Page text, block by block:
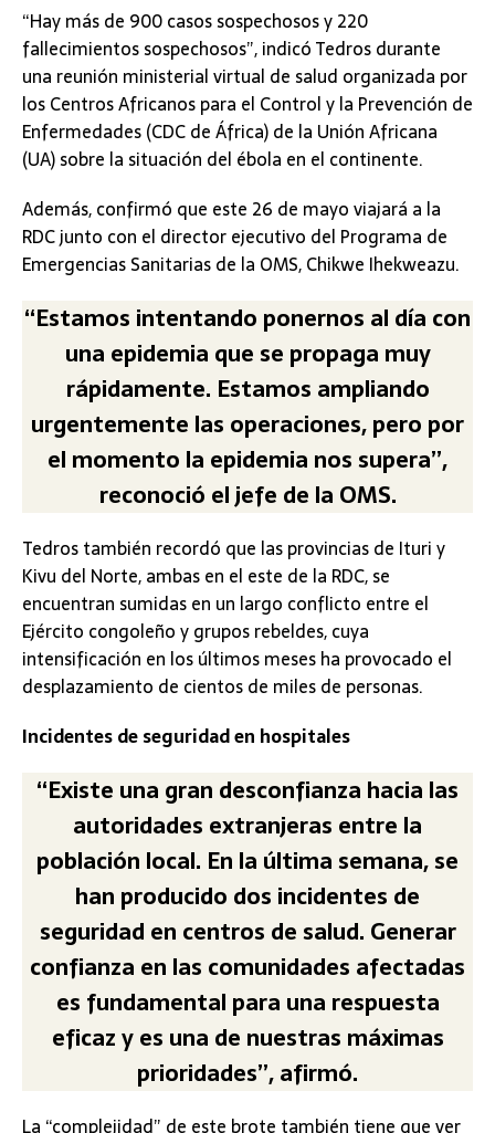
“Hay más de 900 casos sospechosos y 220
fallecimientos sospechosos”, indicó Tedros durante
una reunión ministerial virtual de salud organizada por
los Centros Africanos para el Control y la Prevención de
Enfermedades (CDC de África) de la Unión Africana
(UA) sobre la situación del ébola en el continente.
Además, confirmó que este 26 de mayo viajará a la
RDC junto con el director ejecutivo del Programa de
Emergencias Sanitarias de la OMS, Chikwe Ihekweazu.
“Estamos intentando ponernos al día con
una epidemia que se propaga muy
rápidamente. Estamos ampliando
urgentemente las operaciones, pero por
el momento la epidemia nos supera”,
reconoció el jefe de la OMS.
Tedros también recordó que las provincias de Ituri y
Kivu del Norte, ambas en el este de la RDC, se
encuentran sumidas en un largo conflicto entre el
Ejército congoleño y grupos rebeldes, cuya
intensificación en los últimos meses ha provocado el
desplazamiento de cientos de miles de personas.
Incidentes de seguridad en hospitales
“Existe una gran desconfianza hacia las
autoridades extranjeras entre la
población local. En la última semana, se
han producido dos incidentes de
seguridad en centros de salud. Generar
confianza en las comunidades afectadas
es fundamental para una respuesta
eficaz y es una de nuestras máximas
prioridades”, afirmó.
La “complejidad” de este brote también tiene que ver